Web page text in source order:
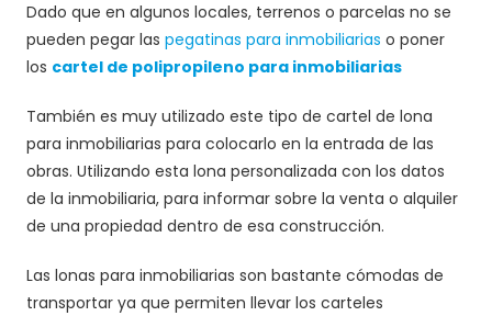
Dado que en algunos locales, terrenos o parcelas no se
pueden pegar laspegatinas para inmobiliarias o poner
los cartel de polipropileno para inmobiliarias
También es muy utilizado este tipo de cartel de lona
para inmobiliarias para colocarlo en la entrada de las
obras. Utilizando esta lona personalizada con los datos
de la inmobiliaria, para informar sobre la venta o alquiler
de una propiedad dentro de esa construcción.
Las lonas para inmobiliarias son bastante cómodas de
transportar ya que permiten llevar los carteles